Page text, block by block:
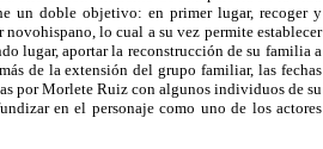
un doble objetivo: en primer lugar, recoger y
lo cual a su vez permite establecer
lugar, aportar la reconstrucción de su familia a
de la extensión del grupo familiar, las fechas
por Morlete Ruiz con algunos individuos de su
en el personaje como uno de los actores